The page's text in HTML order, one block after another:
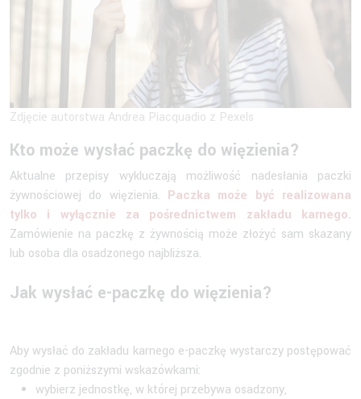
Zdjęcie autorstwa Andrea Piacquadio z Pexels
Kto może wysłać paczkę do więzienia?
Aktualne przepisy wykluczają możliwość nadesłania paczki
żywnościowej do więzienia. Paczka może być realizowana
tylko i wyłącznie za pośrednictwem zakładu karnego.
Zamówienie na paczkę z żywnością może złożyć sam skazany
lub osoba dla osadzonego najbliższa.
Jak wysłać e-paczkę do więzienia?
Aby wysłać do zakładu karnego e-paczkę wystarczy postępować
zgodnie z poniższymi wskazówkami:
wybierz jednostkę, w której przebywa osadzony,